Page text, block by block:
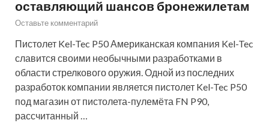
оставляющий шансов бронежилетам
Оставьте комментарий
Пистолет Kel-Tec P50 Американская компания Kel-Tec
славится своими необычными разработками в
области стрелкового оружия. Одной из последних
разработок компании является пистолет Kel-Tec P50
под магазин от пистолета-пулемёта FN P90,
рассчитанный …